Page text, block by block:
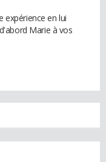
expérience en lui
Marie à vos